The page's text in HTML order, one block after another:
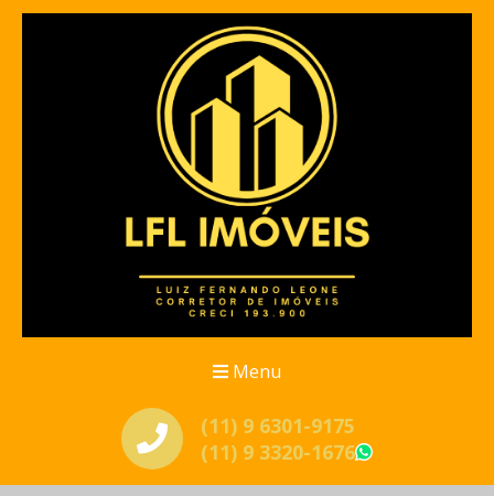
Menu
(11) 9 6301-9175
(11) 9 3320-1676